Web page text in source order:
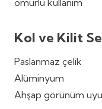
Kol ve Kilit
Paslanmaz çelik
Alüminyum
Ahşap görünüm